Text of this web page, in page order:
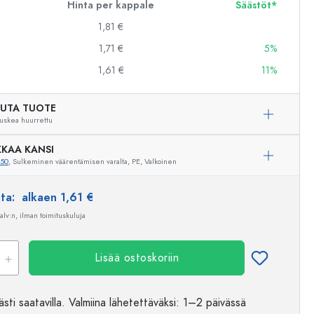
Hinta per kappale
Säästöt*
1,81 €
1,71 €
5%
1,61 € 11%
TUOTE
huurrettu
KANSI
, Sulkeminen väärentämisen varalta, PE, Valkoinen
alkaen 1,61 €
ilman toimituskuluja
Lisää ostoskoriin
saatavilla. Valmiina lähetettäväksi: 1–2 päivässä